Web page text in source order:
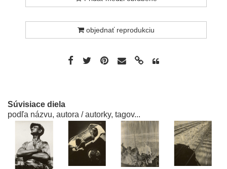
objednať reprodukciu
Súvisiace diela
podľa názvu, autora / autorky, tagov...